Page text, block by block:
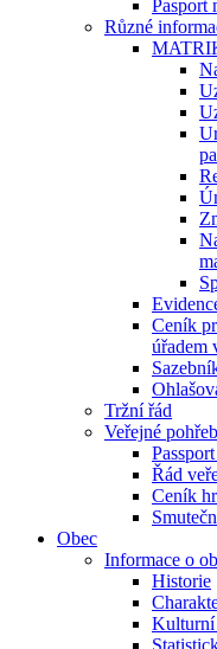
Pasport
Různé
Ceník
úřadem
Tržní řád
Veřejné
Řád
Ceník
Obec
Informace o
Historie
Kulturní